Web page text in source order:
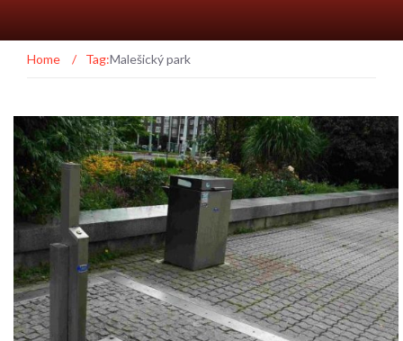
Home / Tag:Malešický park